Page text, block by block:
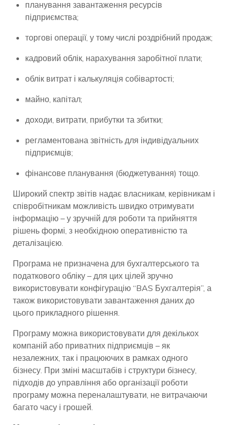
планування завантаження ресурсів
підприємства;
торгові операції, у тому числі роздрібний продаж;
кадровий облік, нарахування заробітної плати;
облік витрат і калькуляція собівартості;
майно, капітал;
доходи, витрати, прибутки та збитки;
регламентована звітність для індивідуальних
підприємців;
фінансове планування (бюджетування) тощо.
Широкий спектр звітів надає власникам, керівникам і
співробітникам можливість швидко отримувати
інформацію – у зручній для роботи та прийняття
рішень формі, з необхідною оперативністю та
деталізацією.
Програма не призначена для бухгалтерського та
податкового обліку – для цих цілей зручно
використовувати конфігурацію “BAS Бухгалтерія”, а
також використовувати завантаження даних до
цього прикладного рішення.
Програму можна використовувати для декількох
компаній або приватних підприємців – як
незалежних, так і працюючих в рамках одного
бізнесу. При зміні масштабів і структури бізнесу,
підходів до управління або організації роботи
програму можна переналаштувати, не витрачаючи
багато часу і грошей.